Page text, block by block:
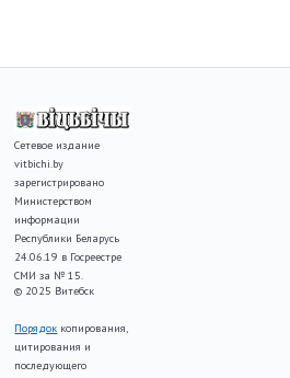
Сетевое издание
vitbichi.by
зарегистрировано
Министерством
информации
Республики Беларусь
24.06.19 в Госреестре
СМИ за № 15.
© 2025 Витебск
Порядок копирования,
цитирования и
последующего